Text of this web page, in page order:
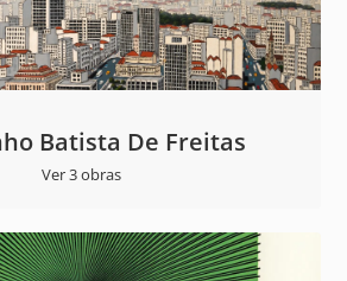
Batista De Freitas
Ver 3 obras